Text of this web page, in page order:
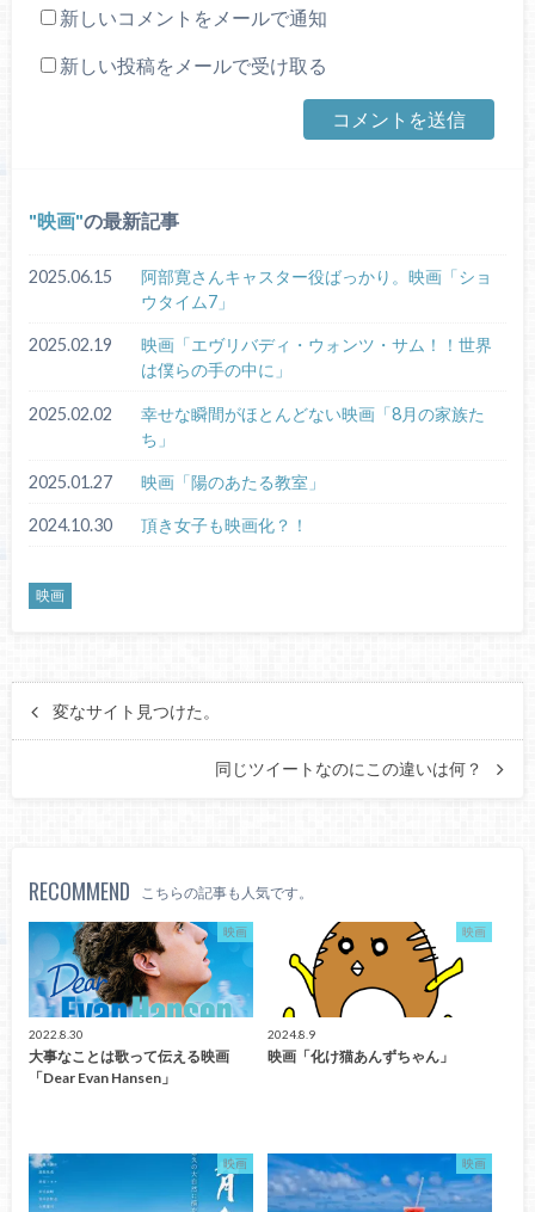
新しいコメントをメールで通知
新しい投稿をメールで受け取る
映画 の最新記事
2025.06.15
阿部寛さんキャスター役ばっかり。映画「ショ
ウタイム7」
2025.02.19
映画「エヴリバディ・ウォンツ・サム！！世界
は僕らの手の中に」
2025.02.02
幸せな瞬間がほとんどない映画「8月の家族た
ち」
2025.01.27 映画「陽のあたる教室」
2024.10.30 頂き女子も映画化？！
映画
変なサイト見つけた。
同じツイートなのにこの違いは何？
RECOMMEND こちらの記事も人気です。
映画
2022.8.30
大事なことは歌って伝える映画
「Dear Evan Hansen」
映画
2024.8.9
映画「化け猫あんずちゃん」
映画 映画